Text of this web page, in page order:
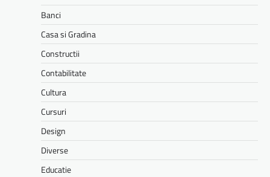
Banci
Casa si Gradina
Constructii
Contabilitate
Cultura
Cursuri
Design
Diverse
Educatie